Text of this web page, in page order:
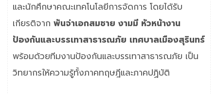
และนักศึกษาคณะเทคโนโลยีการจัดการ โดยได้รับ
เกียรติจาก พันจ่าเอกสมชาย งามมี หัวหน้างาน
ป้องกันและบรรเทาสาธารณภัย เทศบาลเมืองสุรินทร์
พร้อมด้วยทีมงานป้องกันและบรรเทาสาธารณภัย เป็น
วิทยากรให้ความรู้ทั้งภาคทฤษฎีและภาคปฏิบัติ